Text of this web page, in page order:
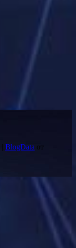
| BlogData от